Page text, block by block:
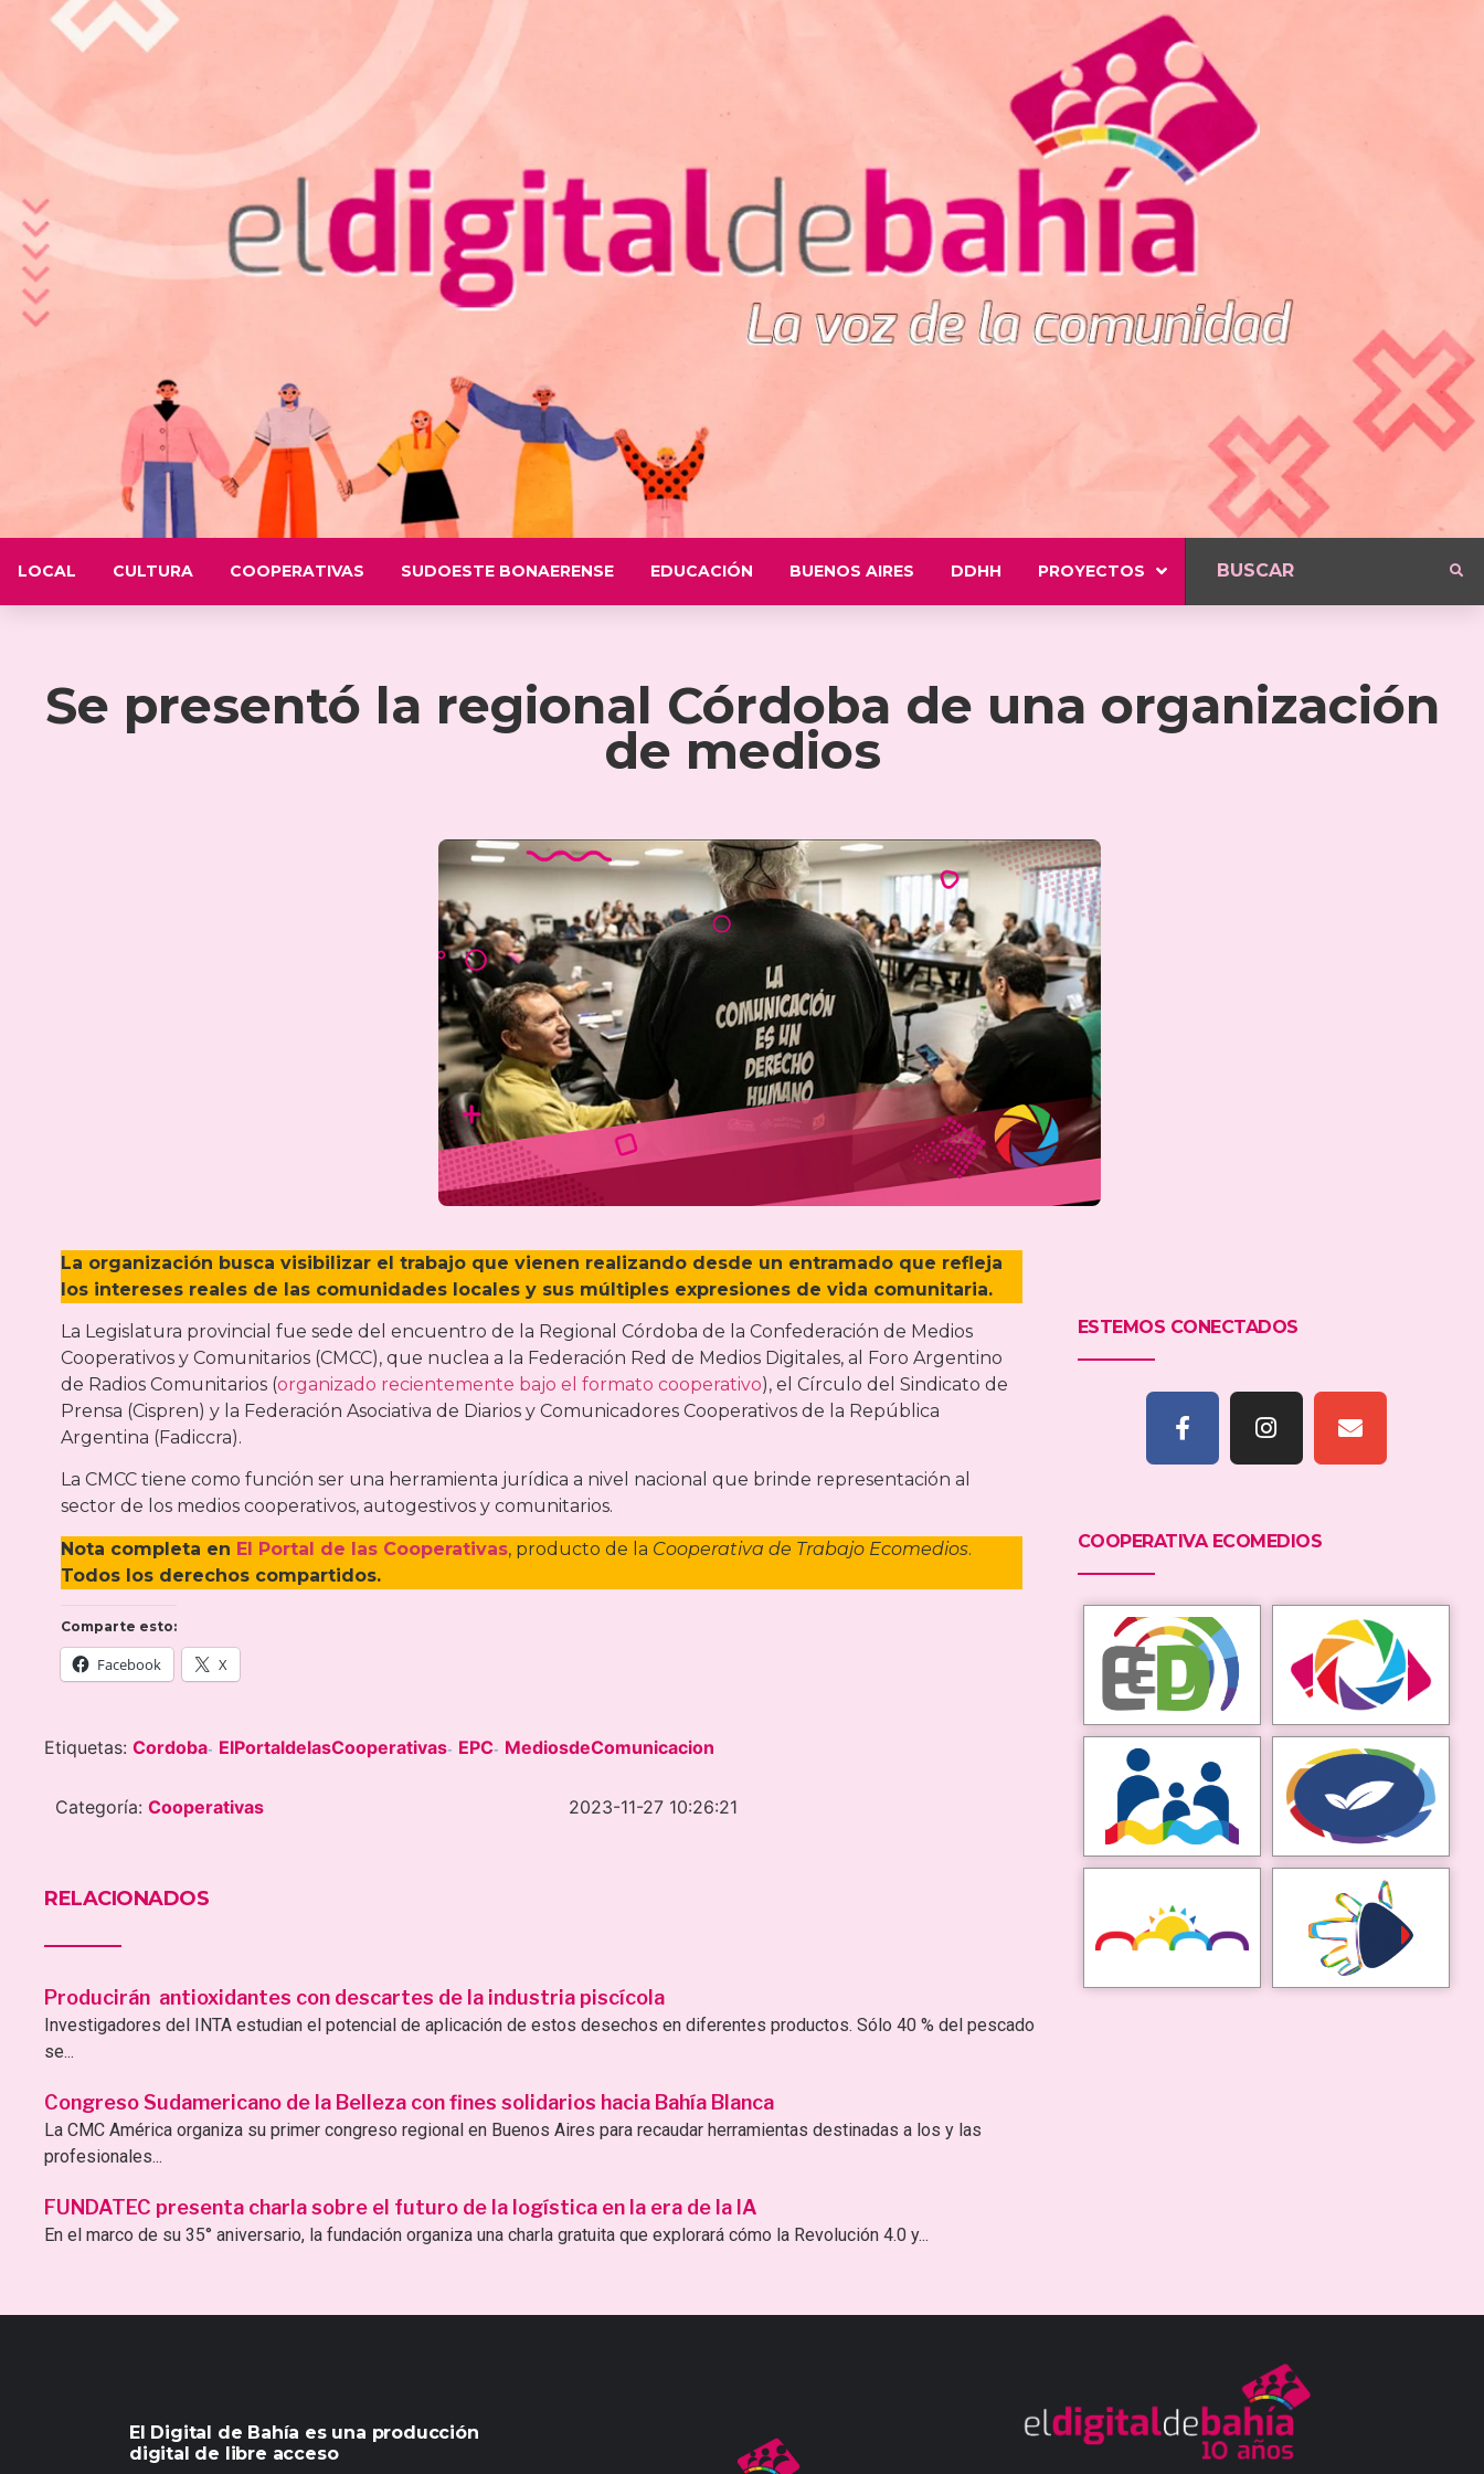
LOCAL CULTURA COOPERATIVAS SUDOESTE BONAERENSE EDUCACIÓN BUENOS AIRES DDHH PROYECTOS
Se presentó la regional Córdoba de una organización
de medios
La organización busca visibilizar el trabajo que vienen realizando desde un entramado que refleja
los intereses reales de las comunidades locales y sus múltiples expresiones de vida comunitaria.
La Legislatura provincial fue sede del encuentro de la Regional Córdoba de la Confederación de Medios
Cooperativos y Comunitarios (CMCC), que nuclea a la Federación Red de Medios Digitales, al Foro Argentino
de Radios Comunitarios (organizado recientemente bajo el formato cooperativo), el Círculo del Sindicato de
Prensa (Cispren) y la Federación Asociativa de Diarios y Comunicadores Cooperativos de la República
Argentina (Fadiccra).
La CMCC tiene como función ser una herramienta jurídica a nivel nacional que brinde representación al
sector de los medios cooperativos, autogestivos y comunitarios.
Nota completa en El Portal de las Cooperativas, producto de la Cooperativa de Trabajo Ecomedios.
Todos los derechos compartidos.
Comparte esto:
Facebook X
Etiquetas: Cordoba- ElPortaldelasCooperativas- EPC- MediosdeComunicacion
Categoría: Cooperativas 2023-11-27 10:26:21
RELACIONADOS
Producirán antioxidantes con descartes de la industria piscícola
Investigadores del INTA estudian el potencial de aplicación de estos desechos en diferentes productos. Sólo 40 % del pescado
se...
Congreso Sudamericano de la Belleza con fines solidarios hacia Bahía Blanca
La CMC América organiza su primer congreso regional en Buenos Aires para recaudar herramientas destinadas a los y las
profesionales...
FUNDATEC presenta charla sobre el futuro de la logística en la era de la IA
En el marco de su 35° aniversario, la fundación organiza una charla gratuita que explorará cómo la Revolución 4.0 y...
ESTEMOS CONECTADOS
COOPERATIVA ECOMEDIOS
El Digital de Bahía es una producción
digital de libre acceso